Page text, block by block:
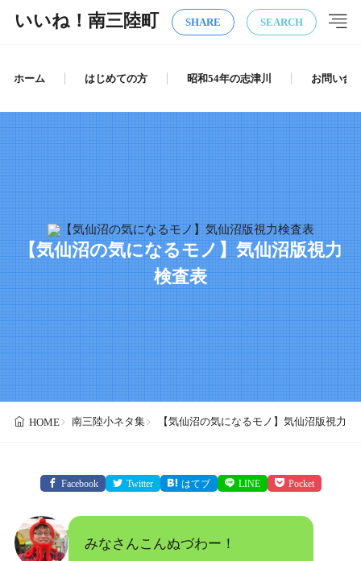
いいね！南三陸町 SHARE SEARCH
ホーム はじめての方 昭和54年の志津川 お問い合
【気仙沼の気になるモノ】気仙沼版視力
検査表
HOME 南三陸小ネタ集 【気仙沼の気になるモノ】気仙沼版視力検
Facebook Twitter はてブ LINE Pocket
みなさんこんぬづわー！